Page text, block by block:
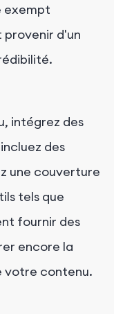
exempt
d'un
intégrez des
des
une couverture
tels que
fournir des
encore la
votre contenu.